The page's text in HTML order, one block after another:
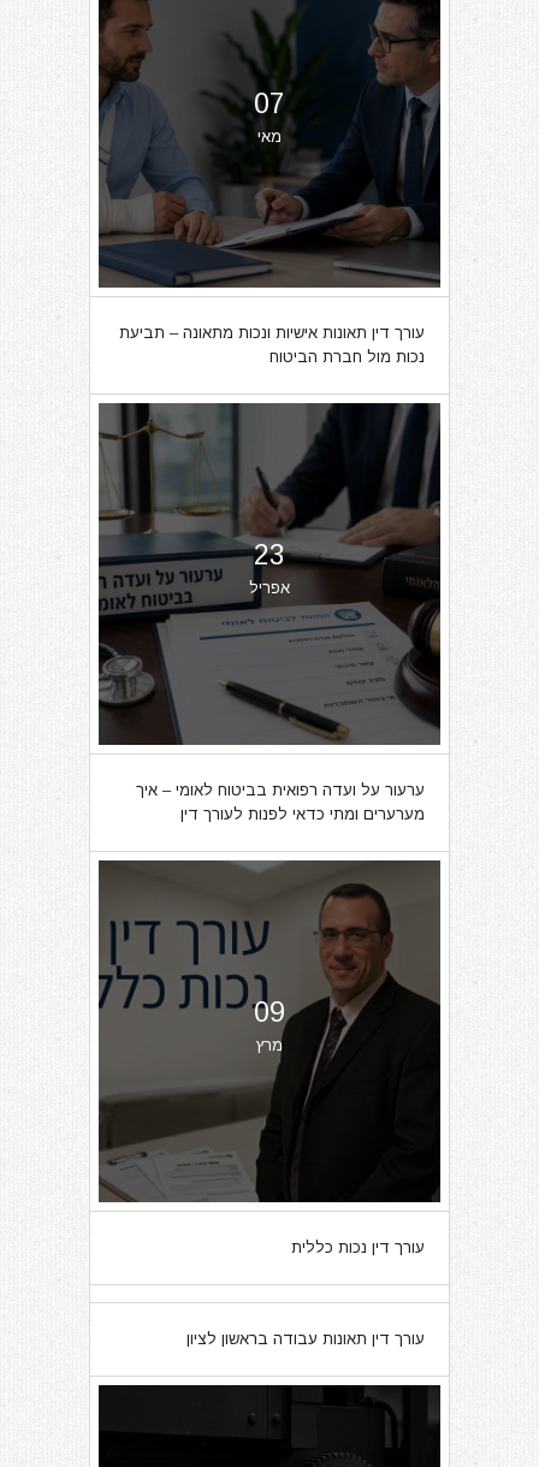
07
מאי
עורך דין תאונות אישיות ונכות מתאונה – תביעת
נכות מול חברת הביטוח
23
אפריל
ערעור על ועדה רפואית בביטוח לאומי – איך
מערערים ומתי כדאי לפנות לעורך דין
09
מרץ
עורך דין נכות כללית
07
מרץ
עורך דין תאונות עבודה בראשון לציון